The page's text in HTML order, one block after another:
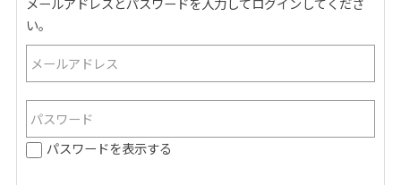
マイページ
ご案内
い。
パスワードを表示する